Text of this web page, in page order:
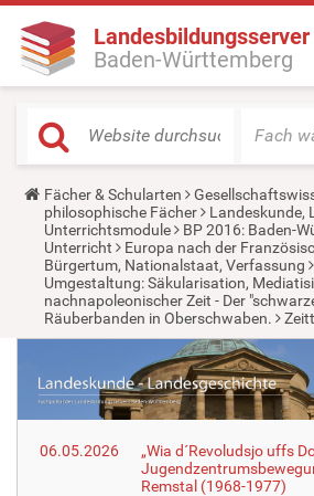
Landesbildungsserver
Baden-Württemberg
Fach
Y
o
u
a
r
e
h
e
r
Fächer & Schularten
philosophische Fächer
Landeskunde,
Unterrichtsmodule
BP 2016: Baden-
Unterricht
Europa nach der
Bürgertum, Nationalstaat, Verfassung
Umgestaltung: Säkularisation,
nachnapoleonischer Zeit - Der
Räuberbanden in Oberschwaben.
06.05.2026
„Wia d´Revoludsjo uffs
Remstal (1968-1977)